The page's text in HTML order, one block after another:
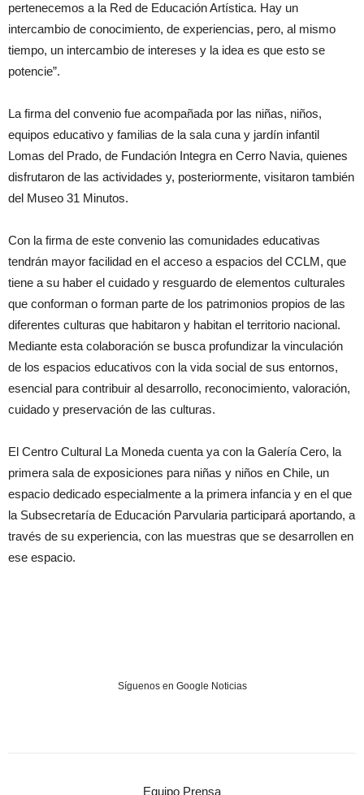
pertenecemos a la Red de Educación Artística. Hay un
intercambio de conocimiento, de experiencias, pero, al mismo
tiempo, un intercambio de intereses y la idea es que esto se
potencie”.
La firma del convenio fue acompañada por las niñas, niños,
equipos educativo y familias de la sala cuna y jardín infantil
Lomas del Prado, de Fundación Integra en Cerro Navia, quienes
disfrutaron de las actividades y, posteriormente, visitaron también
del Museo 31 Minutos.
Con la firma de este convenio las comunidades educativas
tendrán mayor facilidad en el acceso a espacios del CCLM, que
tiene a su haber el cuidado y resguardo de elementos culturales
que conforman o forman parte de los patrimonios propios de las
diferentes culturas que habitaron y habitan el territorio nacional.
Mediante esta colaboración se busca profundizar la vinculación
de los espacios educativos con la vida social de sus entornos,
esencial para contribuir al desarrollo, reconocimiento, valoración,
cuidado y preservación de las culturas.
El Centro Cultural La Moneda cuenta ya con la Galería Cero, la
primera sala de exposiciones para niñas y niños en Chile, un
espacio dedicado especialmente a la primera infancia y en el que
la Subsecretaría de Educación Parvularia participará aportando, a
través de su experiencia, con las muestras que se desarrollen en
ese espacio.
Síguenos en Google Noticias
Equipo Prensa